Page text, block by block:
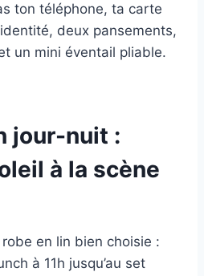
ton téléphone, ta carte
deux pansements,
un mini éventail pliable.
jour-nuit :
à la scène
robe en lin bien choisie :
à 11h jusqu’au set